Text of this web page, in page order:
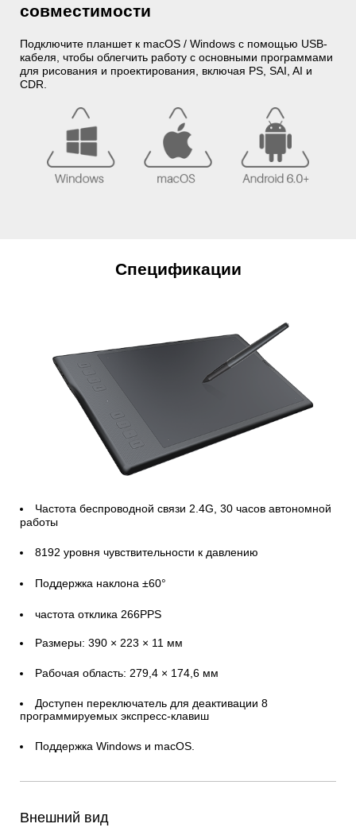
совместимости
Подключите планшет к macOS / Windows с помощью USB-
кабеля, чтобы облегчить работу с основными программами
для рисования и проектирования, включая PS, SAI, AI и
CDR.
Спецификации
Частота беспроводной связи 2.4G, 30 часов автономной
работы
8192 уровня чувствительности к давлению
Поддержка наклона ±60°
частота отклика 266PPS
Размеры: 390 × 223 × 11 мм
Рабочая область: 279,4 × 174,6 мм
Доступен переключатель для деактивации 8
программируемых экспресс-клавиш
Поддержка Windows и macOS.
Внешний вид